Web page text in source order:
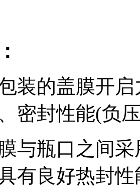
的盖膜开启
密封性能(负
瓶口之间采
有良好热封